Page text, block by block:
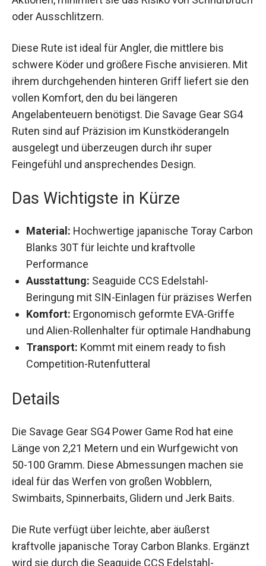
von Schnurbruch oder Ausschlitzern.
schwere Köder und größere Fische anvisieren.
Mit ihrem durchgehenden hinteren Griff liefert
sie den vollen Komfort, den du bei längeren
Angelabenteuern benötigst. Die Savage Gear SG4
Ruten sind auf Präzision im Kunstköderangeln
ausgelegt und überzeugen durch ihr super
Feingefühl und ansprechendes Design.
Das Wichtigste in Kürze
Carbon Blanks 30T für leichte und kraftvolle
Performance
Ausstattung:
Beringung mit SIN-Einlagen für präzises
Werfen
Komfort: Ergonomisch geformte EVA-Griffe
und Alien-Rollenhalter für optimale
Handhabung
Transport:Kommt mit einem ready to fish
Details
Die Savage Gear SG4 Power Game Rod hat eine
Länge von 2,21 Metern und ein Wurfgewicht von
50-100 Gramm. Diese Abmessungen machen sie
ideal für das Werfen von großen Wobblern,
Swimbaits, Spinnerbaits, Glidern und Jerk Baits.
Die Rute verfügt über leichte, aber äußerst